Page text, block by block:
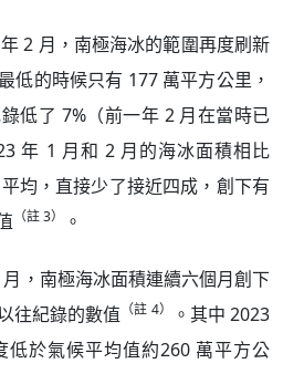
2 月，南極海冰的範圍再度刷新
低的時候只有 177 萬平方公里，
低了 7%（前一年 2 月在當時已
年 1 月和 2 月的海冰面積相比
均，直接少了接近四成，創下有
（註 3） 。
，南極海冰面積連續六個月創下
往紀錄的數值 （註 4）
。其中 2023
於氣候平均值約260 萬平方公